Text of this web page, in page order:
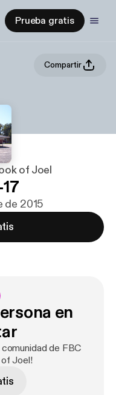
Prueba gratis
Compartir
of Joel
de 2015
en
de FBC
Joel!